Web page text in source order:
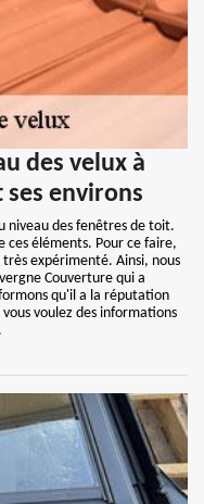
des velux à
ses environs
niveau des fenêtres de toit.
ces éléments. Pour ce faire,
expérimenté. Ainsi, nous
Couverture qui a
qu'il a la réputation
voulez des informations